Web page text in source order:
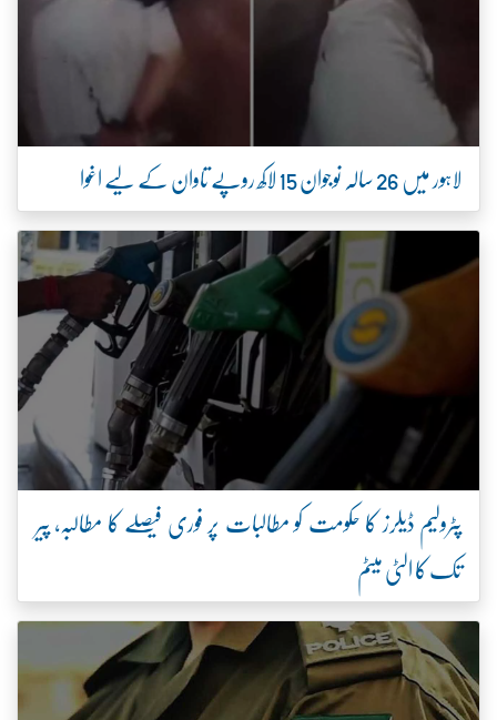
لاہور میں 26 سالہ نوجوان 15 لاکھ روپے تاوان کے لیے اغوا
پٹرولیم ڈیلرز کا حکومت کو مطالبات پر فوری فیصلے کا مطالبہ، پیر
تک کا الٹی میٹم